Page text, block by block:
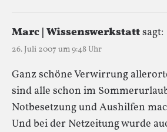
Marc | Wissenswerkstattsagt:
26. Juli 2007 um 9:48 Uhr
Ganz schöne Verwirrung
sind alle schon im
Notbesetzung und Aushilfen
Und bei der Netzeitung wurde